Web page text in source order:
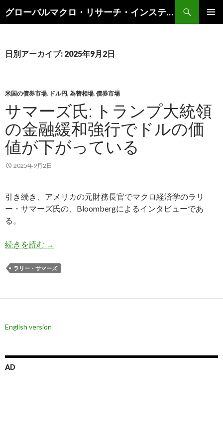
グローバルマクロ・リサーチ・インスティテュート
索
ン
キ
ッ
プ
日別アーカイブ: 2025年9月2日
米国の債券市場, ドル円, 為替相場, 債券市場
サマーズ氏: トランプ大統領
の金融緩和強行でドルの価
値が下がっている
2025年9月2日
引き続き、アメリカの元財務長官でマクロ経済学のラリ
ー・サマーズ氏の、Bloombergによるインタビューであ
る。
続きを読む サマーズ氏: トランプ大統領の金融緩和強行でド
→
ラリー・サマーズ
English version
AD